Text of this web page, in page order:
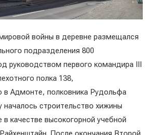
войны в деревне размещался
подразделения 800
руководством первого командира III
полка 138,
в Адмонте, полковника Рудольфа
началось строительство хижины
в качестве высокогорной учебной